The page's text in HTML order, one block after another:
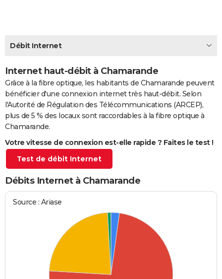
CARTE DE VOEUX
Carte de Noël
Carte Bonne année
Carte Saint-Valentin
Carte Pâques
Carte d'anniversaire
DICTIONNAIRE
PROGRAMME TV
S'inscrire
Se connecter
Lycées
Collèges
Primaires
Universités
Entreprises
Service militaire
Avis de recherche
Bricolage
Lifestyle
Culture
Sport
Auto
Television
Voyage
Cinema
Débit Internet
Internet haut-débit à Chamarande
Grâce à la fibre optique, les habitants de Chamarande peuvent
bénéficier d'une connexion internet très haut-débit. Selon
l'Autorité de Régulation des Télécommunications (ARCEP),
plus de 5 % des locaux sont raccordables à la fibre optique à
Chamarande.
Votre vitesse de connexion est-elle rapide ? Faites le test !
Test de débit Internet
Débits Internet à Chamarande
Source : Ariase